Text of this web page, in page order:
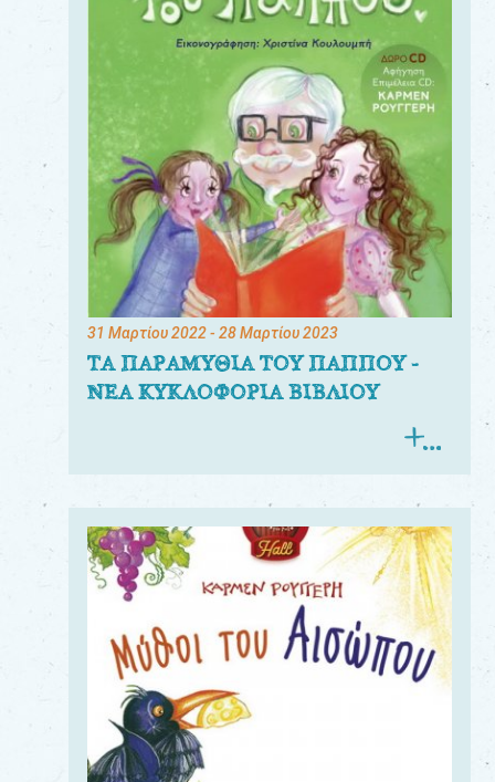
31 Μαρτίου 2022- 28 Μαρτίου 2023
ΤΑ ΠΑΡΑΜΥΘΙΑ ΤΟΥ ΠΑΠΠΟΥ -
ΝΕΑ ΚΥΚΛΟΦΟΡΙΑ ΒΙΒΛΙΟΥ